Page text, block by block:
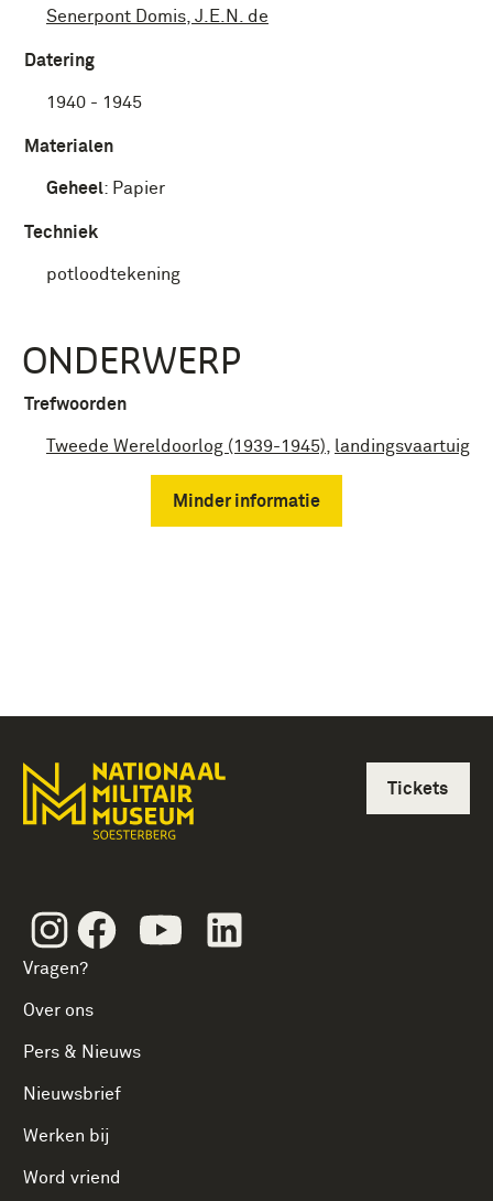
Senerpont Domis, J.E.N. de
Datering
1940 - 1945
Materialen
Geheel: Papier
Techniek
potloodtekening
ONDERWERP
Trefwoorden
Tweede Wereldoorlog (1939-1945) landingsvaartuig
Minder informatie
InstagramFacebookYoutube
Vragen?
Over ons
Pers & Nieuws
Nieuwsbrief
Werken bij
Word vriend
Tickets